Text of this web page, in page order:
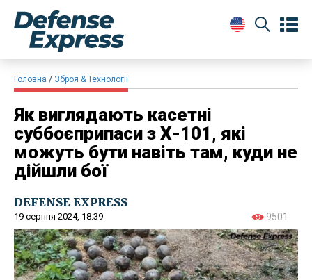
Головна Зброя & Технології
Як виглядають касетні
суббоєприпаси з Х-101, які
можуть бути навіть там, куди не
дійшли бої
DEFENSE EXPRESS
19 серпня 2024, 18:39 9501